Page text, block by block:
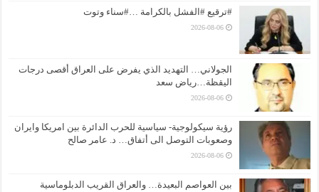
#ترقيع #الفشل بالكرامة …#سناء وتوت
2026-08-06
الجولاني… التهديد الذي يفرض على العراق أقصى درجات
اليقظة…رياض سعد
2026-08-06
رؤية سيكولوجية- سياسية للحرب الدائرة بين امريكا وايران
وصعوبات التوصل الى أتفاق… د. عامر صالح
2026-08-06
بين العواصم البعيدة… والعراق القريب الدبلوماسية